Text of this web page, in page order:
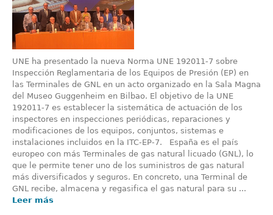
UNE ha presentado la nueva Norma UNE 192011-7 sobre
Inspección Reglamentaria de los Equipos de Presión (EP) en
las Terminales de GNL en un acto organizado en la Sala Magna
del Museo Guggenheim en Bilbao. El objetivo de la UNE
192011-7 es establecer la sistemática de actuación de los
inspectores en inspecciones periódicas, reparaciones y
modificaciones de los equipos, conjuntos, sistemas e
instalaciones incluidos en la ITC-EP-7. España es el país
europeo con más Terminales de gas natural licuado (GNL), lo
que le permite tener uno de los suministros de gas natural
más diversificados y seguros. En concreto, una Terminal de
GNL recibe, almacena y regasifica el gas natural para su ...
Leer más